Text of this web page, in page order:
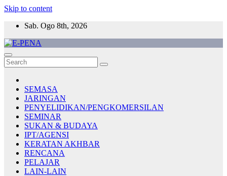
Skip to content
Sab. Ogo 8th, 2026
E-PENA
Berita Digital Terkini
SEMASA
JARINGAN
PENYELIDIKAN/PENGKOMERSILAN
SEMINAR
SUKAN & BUDAYA
IPT/AGENSI
KERATAN AKHBAR
RENCANA
PELAJAR
LAIN-LAIN